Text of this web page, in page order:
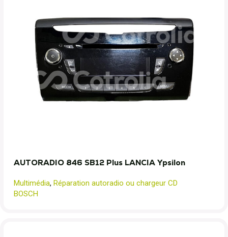
AUTORADIO 846 SB12 Plus LANCIA Ypsilon
Multimédia, Réparation autoradio ou chargeur CD
BOSCH